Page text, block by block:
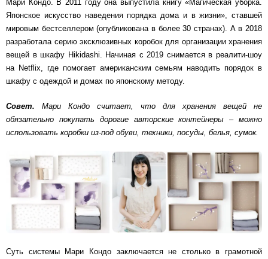
Мари Кондо. В 2011 году она выпустила книгу «Магическая уборка.
Японское искусство наведения порядка дома и в жизни», ставшей
мировым бестселлером (опубликована в более 30 странах). А в 2018
разработала серию эксклюзивных коробок для организации хранения
вещей в шкафу Hikidashi. Начиная с 2019 снимается в реалити-шоу
на Netflix, где помогает американским семьям наводить порядок в
шкафу с одеждой и домах по японскому методу.
Совет. Мари Кондо считает, что для хранения вещей не
обязательно покупать дорогие авторские контейнеры – можно
использовать коробки из-под обуви, техники, посуды, белья, сумок.
Суть системы Мари Кондо заключается не столько в грамотной